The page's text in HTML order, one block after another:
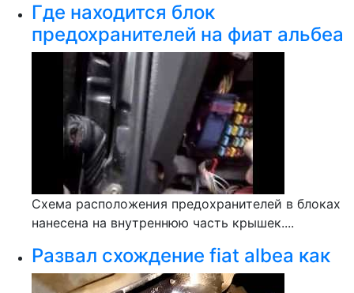
Где находится блок
предохранителей на фиат альбеа
Схема расположения предохранителей в блоках
нанесена на внутреннюю часть крышек....
Развал схождение fiat albea как